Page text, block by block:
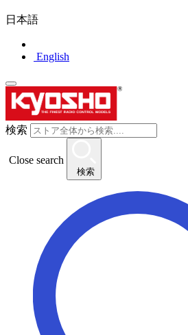
日本語
English
検索
Close search
検索